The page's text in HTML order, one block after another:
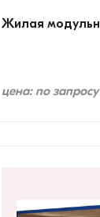
Жилая
цена: по запросу